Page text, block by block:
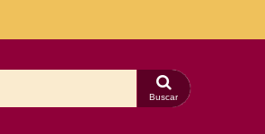
Buscar